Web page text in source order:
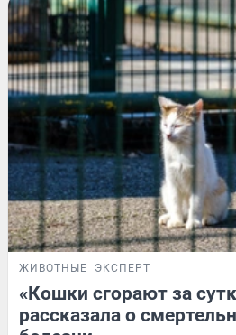
ЖИВОТНЫЕ ЭКСПЕРТ
«Кошки сгорают за
рассказала о